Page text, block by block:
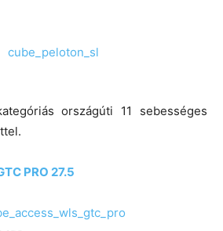
országúti 11 sebességes
PRO 27.5